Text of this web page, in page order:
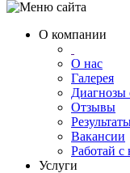
О компании
О нас
Галерея
Диагнозы
Отзывы
Вакансии
Работай с
Услуги